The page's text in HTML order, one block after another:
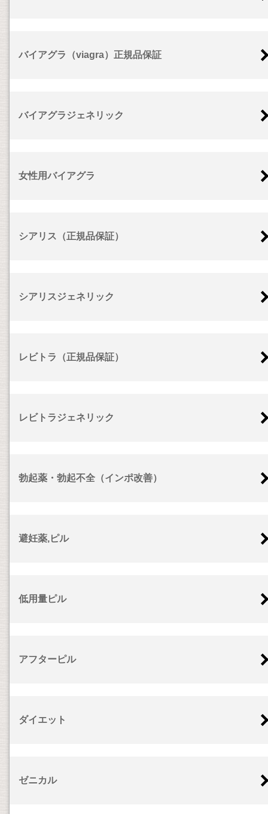
バイアグラ（viagra）正規品保証
バイアグラジェネリック
女性用バイアグラ
シアリス（正規品保証）
シアリスジェネリック
レビトラ（正規品保証）
レビトラジェネリック
勃起薬・勃起不全（インポ改善）
避妊薬,ピル
低用量ピル
アフターピル
ダイエット
ゼニカル